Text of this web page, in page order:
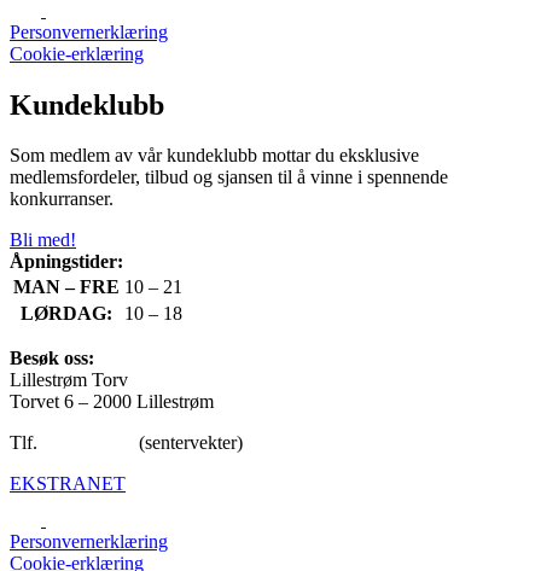
Personvernerklæring
Cookie-erklæring
Kundeklubb
Som medlem av vår kundeklubb mottar du eksklusive
medlemsfordeler, tilbud og sjansen til å vinne i spennende
konkurranser.
Bli med!
Åpningstider:
MAN – FRE 10 – 21
LØRDAG:
10 – 18
Besøk oss:
Lillestrøm Torv
Torvet 6 – 2000 Lillestrøm
Tlf.
(sentervekter)
EKSTRANET
Personvernerklæring
Cookie-erklæring